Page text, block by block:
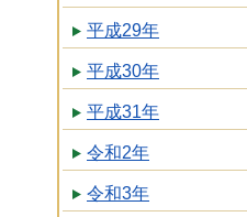
平成29年
平成30年
平成31年
令和2年
令和3年